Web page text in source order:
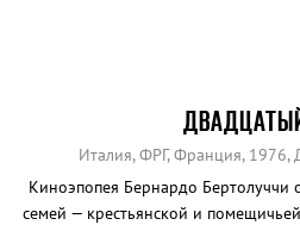
Италия, ФРГ, Франция, 1976,
Киноэпопея Бернардо Бертолуччи
семей — крестьянской и